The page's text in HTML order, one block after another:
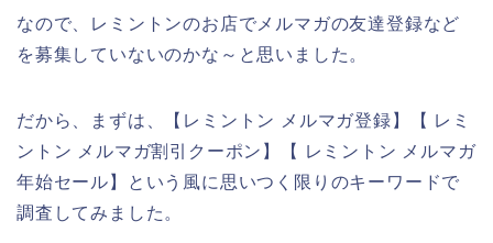
なので、レミントンのお店でメルマガの友達登録など
を募集していないのかな～と思いました。
だから、まずは、【レミントン メルマガ登録】【 レミ
ントン メルマガ割引クーポン】【 レミントン メルマガ
年始セール】という風に思いつく限りのキーワードで
調査してみました。